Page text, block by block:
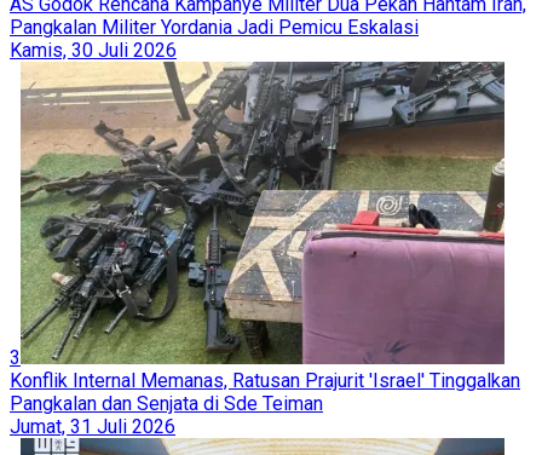
Pangkalan Militer Yordania Jadi Pemicu Eskalasi
Kamis, 30 Juli 2026
3
Konflik Internal Memanas, Ratusan Prajurit 'Israel' Tinggalkan
Pangkalan dan Senjata di Sde Teiman
Jumat, 31 Juli 2026